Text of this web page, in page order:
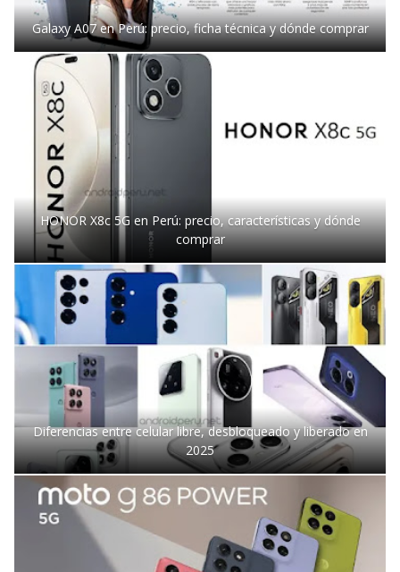
Galaxy A07 en Perú: precio, ficha técnica y dónde comprar
HONOR X8c 5G en Perú: precio, características y dónde
comprar
Diferencias entre celular libre, desbloqueado y liberado en
2025